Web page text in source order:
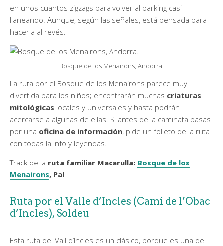
en unos cuantos zigzags para volver al parking casi
llaneando. Aunque, según las señales, está pensada para
hacerla al revés.
Bosque de los Menairons, Andorra.
La ruta por el Bosque de los Menairons parece muy
divertida para los niños; encontrarán muchas criaturas
mitológicas locales y universales y hasta podrán
acercarse a algunas de ellas. Si antes de la caminata pasas
por una oficina de información, pide un folleto de la ruta
con todas la info y leyendas.
Track de la ruta familiar Macarulla: Bosque de los
Menairons, Pal
Ruta por el Valle d’Incles (Camí de l’Obac
d’Incles), Soldeu
Esta ruta del Vall d’Incles es un clásico, porque es una de